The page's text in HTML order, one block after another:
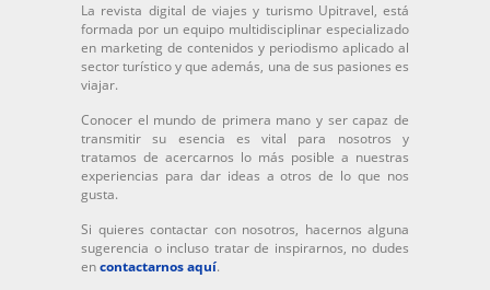
La revista digital de viajes y turismo Upitravel, está
formada por un equipo multidisciplinar especializado
en marketing de contenidos y periodismo aplicado al
sector turístico y que además, una de sus pasiones es
viajar.
Conocer el mundo de primera mano y ser capaz de
transmitir su esencia es vital para nosotros y
tratamos de acercarnos lo más posible a nuestras
experiencias para dar ideas a otros de lo que nos
gusta.
Si quieres contactar con nosotros, hacernos alguna
sugerencia o incluso tratar de inspirarnos, no dudes
encontactarnos aquí.